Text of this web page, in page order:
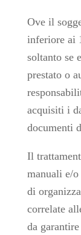
Ove il
inferiore ai
soltanto se
prestato o
acquisiti i
documenti
Il
manuali e/
di
correlate
da